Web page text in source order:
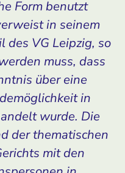
Form benutzt
in seinem
VG Leipzig, so
muss, dass
über eine
in
wurde. Die
der thematischen
mit den